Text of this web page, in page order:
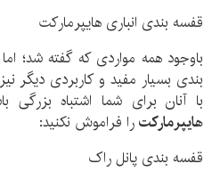
قفسه بندی انباری هایپرمارکت
باوجود همه مواردی که گفته شد؛
بندی بسیار مفید و کاربردی دیگر
با آنان برای شما اشتباه بزرگی
هایپرمارکترا فراموش نکنید:
قفسه بندی پانل راک